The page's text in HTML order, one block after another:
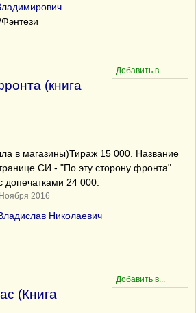
(книга
в магазины)Тираж 15 000. Название
СИ.- "По эту сторону фронта".
24 000.
2016
Николаевич
(Книга